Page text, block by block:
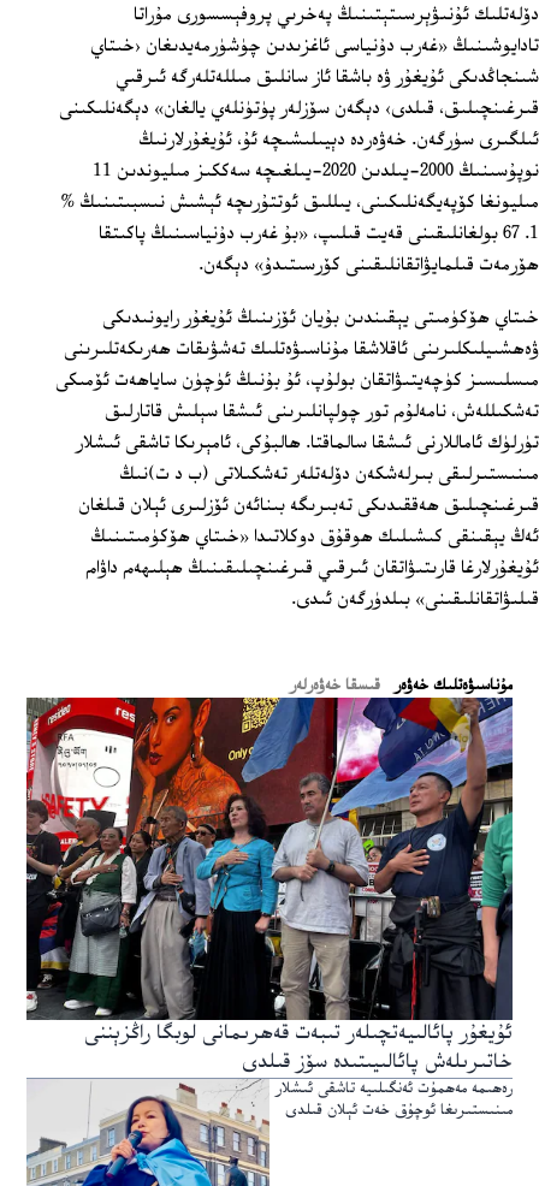
دۆلەتلىك ئۇنىۋېرسىتېتىنىڭ پەخرىي پروفېسسورى مۇراتا
تادايوشىنىڭ «غەرب دۇنياسى ئاغزىدىن چۈشۈرمەيدىغان ‹خىتاي
شىنجاڭدىكى ئۇيغۇر ۋە باشقا ئاز سانلىق مىللەتلەرگە ئىرقىي
قىرغىنچىلىق، قىلدى› دېگەن سۆزلەر پۈتۈنلەي يالغان» دېگەنلىكىنى
ئىلگىرى سۈرگەن. خەۋەردە دېيىلىشىچە ئۇ، ئۇيغۇرلارنىڭ
نوپۇسىنىڭ 2000-يىلدىن 2020-يىلغىچە سەككىز مىليوندىن 11
مىليونغا كۆپەيگەنلىكىنى، يىللىق ئوتتۇرىچە ئېشىش نىسبىتىنىڭ %
1. 67 بولغانلىقىنى قەيت قىلىپ، «بۇ غەرب دۇنياسىنىڭ پاكىتقا
ھۆرمەت قىلمايۋاتقانلىقىنى كۆرسىتىدۇ» دېگەن.
خىتاي ھۆكۈمىتى يېقىندىن بۇيان ئۆزىنىڭ ئۇيغۇر رايونىدىكى
ۋەھشىيلىكلىرىنى ئاقلاشقا مۇناسىۋەتلىك تەشۋىقات ھەرىكەتلىرىنى
مىسلىسىز كۈچەيتىۋاتقان بولۇپ، ئۇ بۇنىڭ ئۈچۈن ساياھەت ئۆمىكى
تەشكىللەش، نامەلۇم تور چولپانلىرىنى ئىشقا سېلىش قاتارلىق
تۈرلۈك ئاماللارنى ئىشقا سالماقتا. ھالبۇكى، ئامېرىكا تاشقى ئىشلار
مىنىستىرلىقى بىرلەشكەن دۆلەتلەر تەشكىلاتى (ب د ت)نىڭ
قىرغىنچىلىق ھەققىدىكى تەبىرىگە بىنائەن ئۆزلىرى ئېلان قىلغان
ئەڭ يېقىنقى كىشىلىك ھوقۇق دوكلاتىدا «خىتاي ھۆكۈمىتىنىڭ
ئۇيغۇرلارغا قارىتىۋاتقان ئىرقىي قىرغىنچىلىقىنىڭ ھېلىھەم داۋام
قىلىۋاتقانلىقىنى» بىلدۈرگەن ئىدى.
ﻣﯘﻧﺎﺳﯩﯟﻩﺗﻠﯩﻚ ﺧﻪﯞﻩﺭ قىسقا خەۋەرلەر
ئۇيغۇر پائالىيەتچىلەر تىبەت قەھرىمانى لوبگا راڭزېننى
خاتىرىلەش پائالىيىتىدە سۆز قىلدى
رەھىمە مەھمۇت ئەنگىلىيە تاشقى ئىشلار
مىنىستىرىغا ئوچۇق خەت ئېلان قىلدى